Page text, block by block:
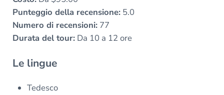
Punteggio della recensione:5.0
Numero di recensioni:77
Durata del tour:Da 10 a 12 ore
Le lingue
Tedesco